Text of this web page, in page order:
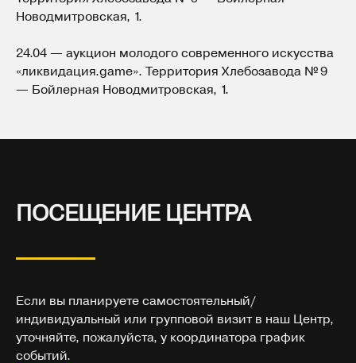
Новодмитровская, 1.
24.04 — аукцион молодого современного искусства
«ликвидация.game». Территория Хлебозавода № 9
— Бойлерная Новодмитровская, 1.
ПОСЕЩЕНИЕ ЦЕНТРА
Если вы планируете самостоятельный/
индивидуальный или групповой визит в наш Центр,
уточняйте, пожалуйста, у координатора график
событий.